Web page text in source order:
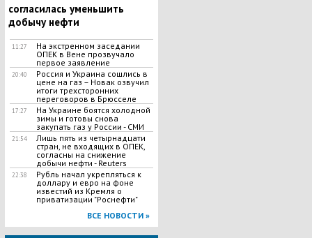
согласилась уменьшить
добычу нефти
11:27
На экстренном заседании
ОПЕК в Вене прозвучало
первое заявление
20:40
Россия и Украина сошлись в
цене на газ – Новак озвучил
итоги трехсторонних
переговоров в Брюсселе
17:27
На Украине боятся холодной
зимы и готовы снова
закупать газ у России - СМИ
21:54
Лишь пять из четырнадцати
стран, не входящих в ОПЕК,
согласны на снижение
добычи нефти - Reuters
22:38
Рубль начал укрепляться к
доллару и евро на фоне
известий из Кремля о
приватизации "Роснефти"
ВСЕ НОВОСТИ »